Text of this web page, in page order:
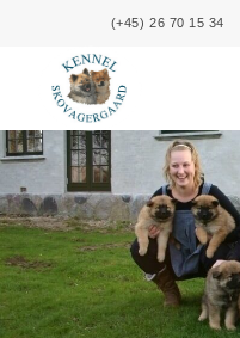
content
(+45) 26 70 15 34